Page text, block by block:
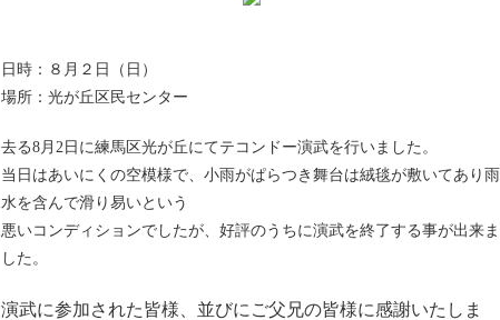
日時：８月２日（日）
場所：光が丘区民センター
去る8月2日に練馬区光が丘にてテコンドー演武を行いました。
当日はあいにくの空模様で、小雨がぱらつき舞台は絨毯が敷いてあり雨
水を含んで滑り易いという
悪いコンディションでしたが、好評のうちに演武を終了する事が出来ま
した。
演武に参加された皆様、並びにご父兄の皆様に感謝いたしま